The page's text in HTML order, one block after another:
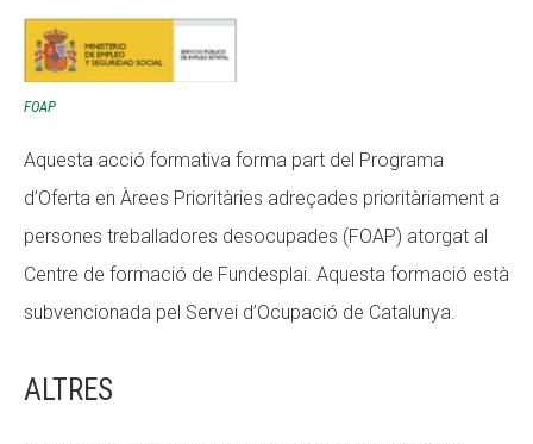
FOAP
Aquesta acció formativa forma part del Programa
d’Oferta en Àrees Prioritàries adreçades prioritàriament a
persones treballadores desocupades (FOAP) atorgat al
Centre de formació de Fundesplai. Aquesta formació està
subvencionada pel Servei d’Ocupació de Catalunya.
ALTRES